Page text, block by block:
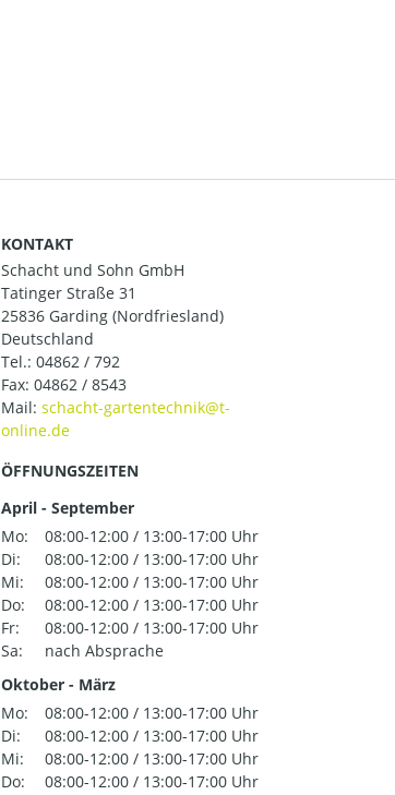
KONTAKT
Schacht und Sohn GmbH
Tatinger Straße 31
25836 Garding (Nordfriesland)
Deutschland
Tel.: 04862 / 792
Fax: 04862 / 8543
Mail:
ÖFFNUNGSZEITEN
April - September
Mo:
08:00-12:00 / 13:00-17:00 Uhr
Di:
08:00-12:00 / 13:00-17:00 Uhr
Mi:
08:00-12:00 / 13:00-17:00 Uhr
Do:
08:00-12:00 / 13:00-17:00 Uhr
Fr:
08:00-12:00 / 13:00-17:00 Uhr
Sa:
nach Absprache
Oktober - März
Mo:
08:00-12:00 / 13:00-17:00 Uhr
Di:
08:00-12:00 / 13:00-17:00 Uhr
Mi:
08:00-12:00 / 13:00-17:00 Uhr
Do:
08:00-12:00 / 13:00-17:00 Uhr